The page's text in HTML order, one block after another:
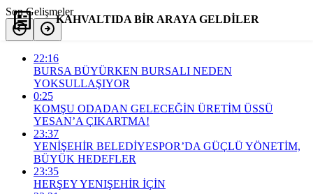
Son Gelişmeler
22:16
BURSA BÜYÜRKEN BURSALI NEDEN
YOKSULLAŞIYOR
0:25
KOMŞU ODADAN GELECEĞİN ÜRETİM ÜSSÜ
YESAN’A ÇIKARTMA!
23:37
YENİŞEHİR BELEDİYESPOR’DA GÜÇLÜ YÖNETİM,
BÜYÜK HEDEFLER
23:35
HERŞEY YENIŞEHİR İÇİN
KAHVALTIDA BİR ARAYA GELDİLER
Yorum Yap